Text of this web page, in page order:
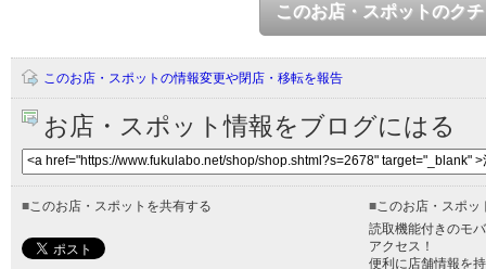
このお店・スポットのク
このお店・スポットの情報変更や閉店・移転を報告
お店・スポット情報をブログにはる
■ このお店・スポットを共有する ■ このお店・スポ
読取機能付きのモ
アクセス！
便利に店舗情報を